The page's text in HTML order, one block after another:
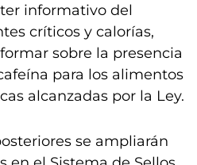
informativo del
críticos y calorías,
sobre la presencia
para los alimentos
alcanzadas por la Ley.
se ampliarán